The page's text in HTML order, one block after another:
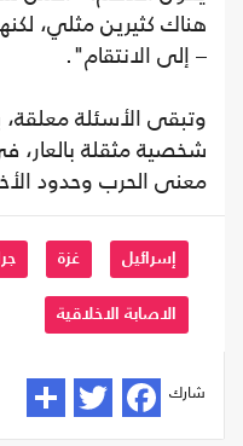
هناك كثيرين مثلي،
– إلى الانتقام".
وتبقى الأسئلة
شخصية مثقلة
معنى الحرب وحدود
إسرائيل غزة
الاصابة الاخلاقية
شارك